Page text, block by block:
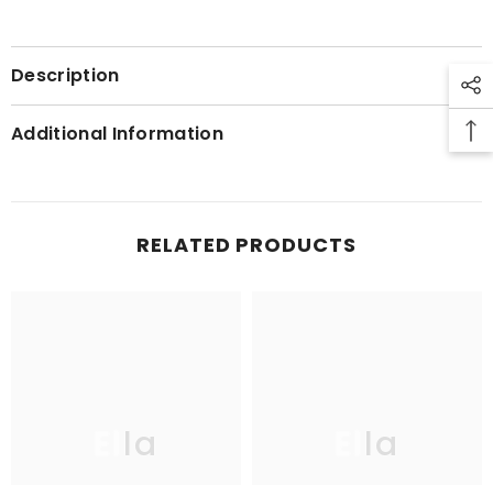
Description
Additional Information
RELATED PRODUCTS
Ella Ella